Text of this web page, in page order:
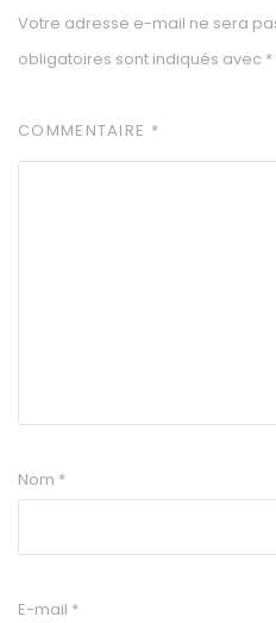
Votre adresse e-mail ne sera
obligatoires sont indiqués avec *
COMMENTAIRE *
Nom *
E-mail *